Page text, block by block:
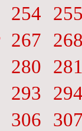
254
267
280
293
306